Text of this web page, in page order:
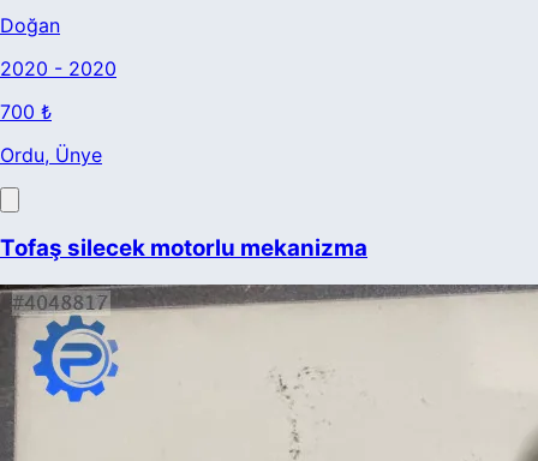
Doğan
2020 - 2020
700 ₺
Ordu, Ünye
Tofaş silecek motorlu mekanizma